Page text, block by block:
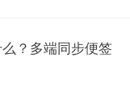
？多端同步便签